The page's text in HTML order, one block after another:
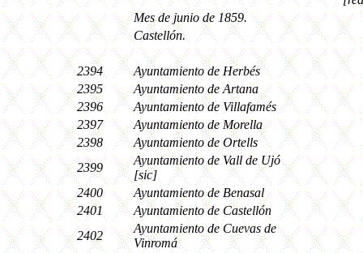
Mes de junio de 1859.
Castellón.
2394
Ayuntamiento de Herbés
2395
Ayuntamiento de Artana
2396
Ayuntamiento de Villafamés
2397
Ayuntamiento de Morella
2398
Ayuntamiento de Ortells
2399
Ayuntamiento de Vall de Ujó
[sic]
2400
Ayuntamiento de Benasal
2401
Ayuntamiento de Castellón
2402
Ayuntamiento de Cuevas de
Vinromá